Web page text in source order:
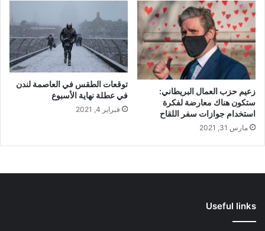
زعيم حزب العمال البريطاني:
ستكون هناك معارضة لفكرة
استخدام جوازات سفر اللقاح
مارس 31, 2021
توقعات الطقس في العاصمة لندن
في عطلة نهاية الأسبوع
فبراير 4, 2021
Useful links